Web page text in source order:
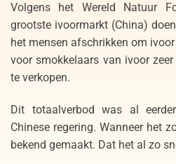
Volgens het Wereld Natuur
grootste ivoormarkt (China)
het mensen afschrikken om
voor smokkelaars van ivoor
te verkopen.
Dit totaalverbod was al
Chinese regering. Wanneer het
bekend gemaakt. Dat het al zo